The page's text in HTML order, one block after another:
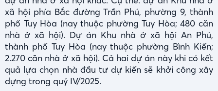
xã hội phía Bắc đường Trần Phú, phường 9, thành
phố Tuy Hòa (nay thuộc phường Tuy Hòa; 480 căn
nhà ở xã hội). Dự án Khu nhà ở xã hội An Phú,
thành phố Tuy Hòa (nay thuộc phường Bình Kiến;
2.270 căn nhà ở xã hội). Cả hai dự án này khi có kết
quả lựa chọn nhà đầu tư dự kiến sẽ khởi công xây
dựng trong quý IV/2025.